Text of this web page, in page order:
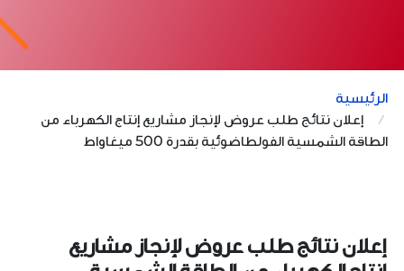
الرئيسية
إعلان نتائج طلب عروض لإنجاز مشاريع إنتاج الكهرباء من
الطاقة الشمسية الفولطاضوئية بقدرة 500 ميغاواط
إعلان نتائج طلب عروض لإنجاز مشاريع